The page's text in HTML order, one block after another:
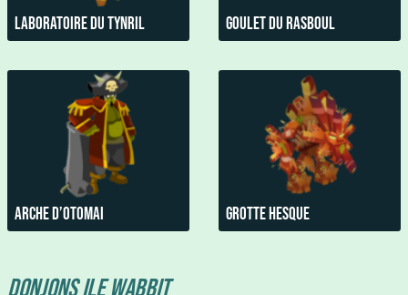
Laboratoire du Tynril Goulet du Rasboul
Arche d’otomai Grotte hesque